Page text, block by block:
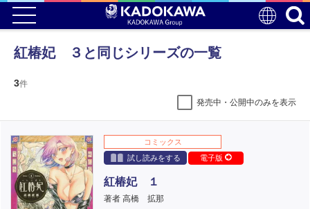
紅椿妃 ３と同じシリーズの一覧
3件
発売中・公開中のみを表示
コミックス
試し読みをする
電子版
紅椿妃 １
著者 高橋 拡那